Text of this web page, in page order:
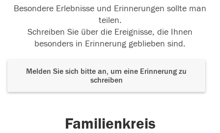
Besondere Erlebnisse und Erinnerungen sollte man
teilen.
Schreiben Sie über die Ereignisse, die Ihnen
besonders in Erinnerung geblieben sind.
Melden Sie sich bitte an, um eine Erinnerung zu
schreiben
Familienkreis